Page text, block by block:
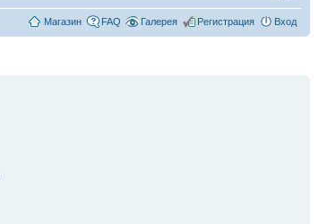
Магазин FAQ Галерея Регистрация Вход